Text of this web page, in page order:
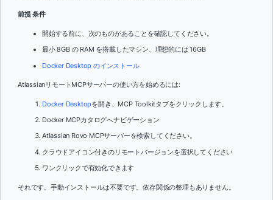
前提 条件
開始する前に、次のものがあることを確認してください。
最小 8GB の RAM を搭載したマシン、理想的には 16GB
Docker Desktop のインストール
AtlassianリモートMCPサーバーの使い方を始めるには:
Docker Desktopを開き、MCP Toolkitタブをクリックします。
Docker MCPカタログへナビゲーション
Atlassian Rovo MCPサーバーを検索してください。
クラウドアイコン付きのリモートバージョンを選択してください
ワンクリックで有効化できます
それです。手動インストールは不要です。依存関係の整理もありません。